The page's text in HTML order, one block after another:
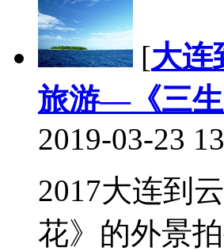
[大连
旅游—《三
2019-03-23
2017大连到
花》的外景